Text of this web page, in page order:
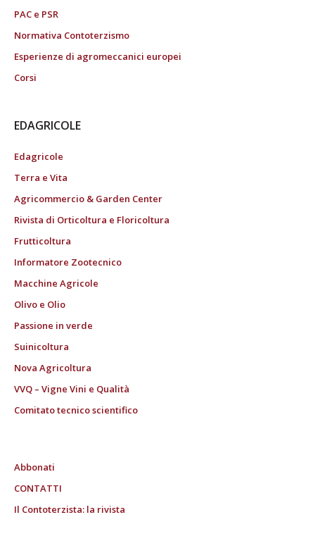
PAC e PSR
Normativa Contoterzismo
Esperienze di agromeccanici europei
Corsi
EDAGRICOLE
Edagricole
Terra e Vita
Agricommercio & Garden Center
Rivista di Orticoltura e Floricoltura
Frutticoltura
Informatore Zootecnico
Macchine Agricole
Olivo e Olio
Passione in verde
Suinicoltura
Nova Agricoltura
VVQ – Vigne Vini e Qualità
Comitato tecnico scientifico
Abbonati
CONTATTI
Il Contoterzista: la rivista